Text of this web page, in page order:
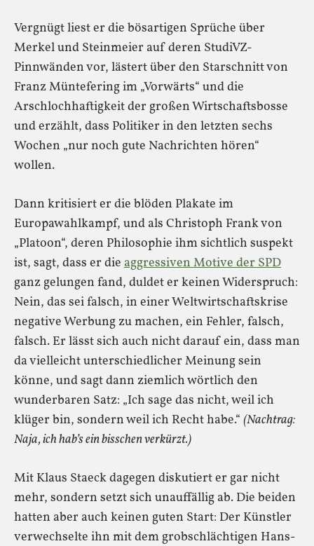
Vergnügt liest er die bösartigen Sprüche über
Merkel und Steinmeier auf deren StudiVZ-
Pinnwänden vor, lästert über den Starschnitt von
Franz Müntefering im „Vorwärts“ und die
Arschlochhaftigkeit der großen Wirtschaftsbosse
und erzählt, dass Politiker in den letzten sechs
Wochen „nur noch gute Nachrichten hören“
wollen.
Dann kritisiert er die blöden Plakate im
Europawahlkampf, und als Christoph Frank von
„Platoon“, deren Philosophie ihm sichtlich suspekt
ist, sagt, dass er die aggressiven Motive der SPD
ganz gelungen fand, duldet er keinen Widerspruch:
Nein, das sei falsch, in einer Weltwirtschaftskrise
negative Werbung zu machen, ein Fehler, falsch,
falsch. Er lässt sich auch nicht darauf ein, dass man
da vielleicht unterschiedlicher Meinung sein
könne, und sagt dann ziemlich wörtlich den
wunderbaren Satz: „Ich sage das nicht, weil ich
klüger bin, sondern weil ich Recht habe.“ (Nachtrag:
Naja, ich hab’s ein bisschen verkürzt.)
Mit Klaus Staeck dagegen diskutiert er gar nicht
mehr, sondern setzt sich unauffällig ab. Die beiden
hatten aber auch keinen guten Start: Der Künstler
verwechselte ihn mit dem grobschlächtigen Hans-